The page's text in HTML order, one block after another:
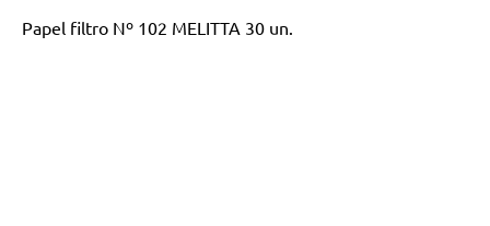
Papel filtro Nº 102 MELITTA 30 un.